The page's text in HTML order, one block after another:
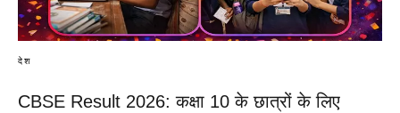
देश
CBSE Result 2026: कक्षा 10 के छात्रों के लिए